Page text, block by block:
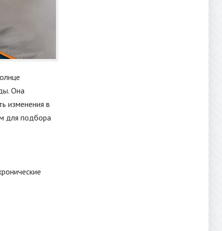
Она
изменения в
для подбора